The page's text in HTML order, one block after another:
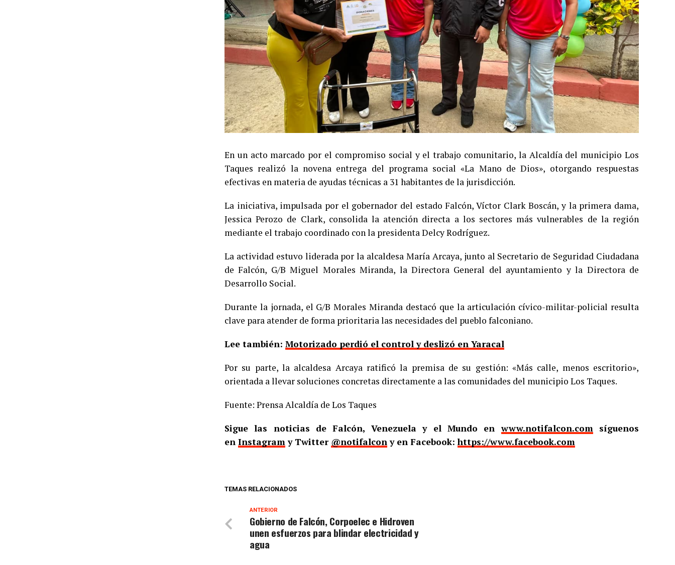
En un acto marcado por el compromiso social y el trabajo comunitario, la Alcaldía del municipio Los
Taques realizó la novena entrega del programa social «La Mano de Dios», otorgando respuestas
efectivas en materia de ayudas técnicas a 31 habitantes de la jurisdicción.
La iniciativa, impulsada por el gobernador del estado Falcón, Víctor Clark Boscán, y la primera dama,
Jessica Perozo de Clark, consolida la atención directa a los sectores más vulnerables de la región
mediante el trabajo coordinado con la presidenta Delcy Rodríguez.
La actividad estuvo liderada por la alcaldesa María Arcaya, junto al Secretario de Seguridad Ciudadana
de Falcón, G/B Miguel Morales Miranda, la Directora General del ayuntamiento y la Directora de
Desarrollo Social.
Durante la jornada, el G/B Morales Miranda destacó que la articulación cívico-militar-policial resulta
clave para atender de forma prioritaria las necesidades del pueblo falconiano.
Lee también: Motorizado perdió el control y deslizó en Yaracal
Por su parte, la alcaldesa Arcaya ratificó la premisa de su gestión: «Más calle, menos escritorio»,
orientada a llevar soluciones concretas directamente a las comunidades del municipio Los Taques.
Fuente: Prensa Alcaldía de Los Taques
Sigue las noticias de Falcón, Venezuela y el Mundo enwww.notifalcon.comsíguenos
en Instagramy Twitter @notifalcony en Facebook:https://www.facebook.com
TEMAS RELACIONADOS
ANTERIOR
Gobierno de Falcón, Corpoelec e Hidroven
unen esfuerzos para blindar electricidad y
agua